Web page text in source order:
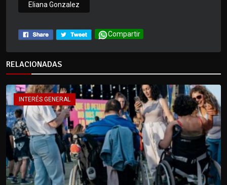
Eliana Gonzalez
Compartir
RELACIONADAS
INTERÉS GENERAL